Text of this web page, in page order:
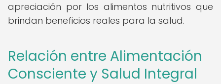
apreciación por los alimentos nutritivos que
brindan beneficios reales para la salud.
Relación entre Alimentación
Consciente y Salud Integral